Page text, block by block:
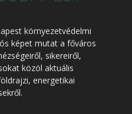
környezetvédelmi
képet mutat a főváros
sikereiről,
közöl aktuális
energetikai